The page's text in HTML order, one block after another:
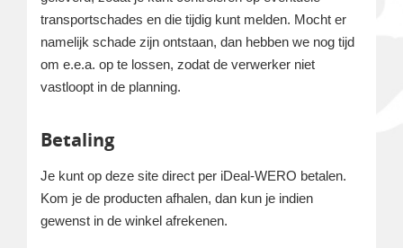
transportschades en die tijdig kunt melden. Mocht er
namelijk schade zijn ontstaan, dan hebben we nog tijd
om e.e.a. op te lossen, zodat de verwerker niet
vastloopt in de planning.
Betaling
Je kunt op deze site direct per iDeal-WERO betalen.
Kom je de producten afhalen, dan kun je indien
gewenst in de winkel afrekenen.